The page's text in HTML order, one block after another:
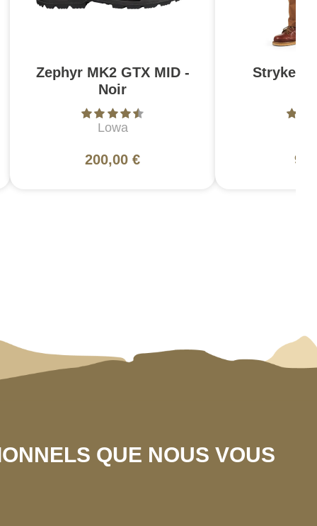
Zephyr MK2 GTX MID -
Noir
Lowa
200,00 €
Stryke
QUE NOUS VOUS